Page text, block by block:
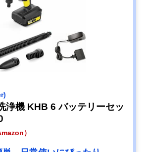
浄機 KHB 6 バッテリーセッ
）